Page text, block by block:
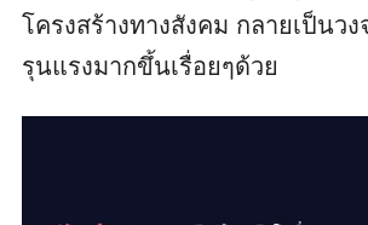
โครงสร้างทางสังคม กลายเป็น
รุนแรงมากขึ้นเรื่อยๆด้วย